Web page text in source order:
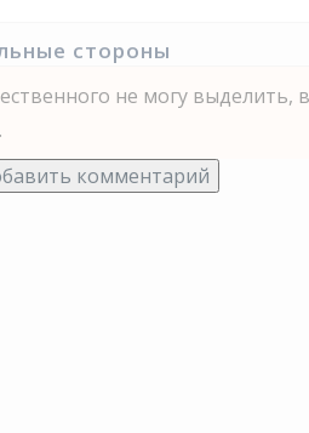
стороны
не могу выделить,
комментарий